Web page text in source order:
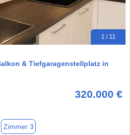
1 / 11
& Tiefgaragenstellplatz in
320.000 €
Zimmer 3